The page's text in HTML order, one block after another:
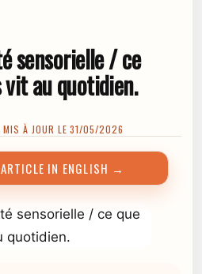
sensorielle / ce
au quotidien.
À JOUR LE 31/05/2026
IN ENGLISH →